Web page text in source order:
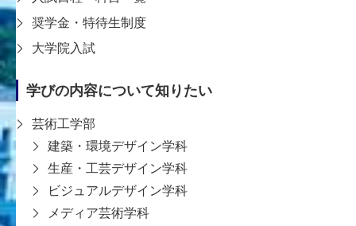
奨学金・特待生制度
大学院入試
学びの内容について知りたい
芸術工学部
建築・環境デザイン学科
生産・工芸デザイン学科
ビジュアルデザイン学科
メディア芸術学科
8-1-1 Gakuennishi-machi,Nishi-ku,Kobe
651-2196 Japan
FAX:078-794-5027
教育
研究・社会連携
学内向け
KDUポータル